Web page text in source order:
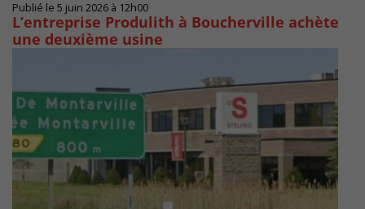
Publié le 5 juin 2026 à 12h00
L’entreprise Produlith à Boucherville achète
une deuxième usine